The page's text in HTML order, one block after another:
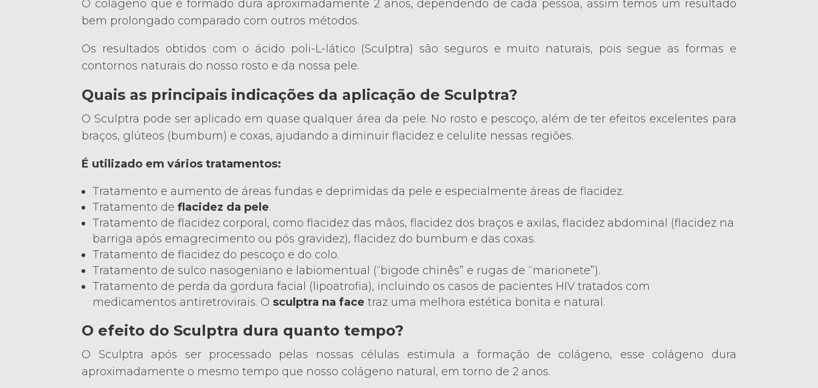
O colágeno que é formado dura aproximadamente 2 anos, dependendo de cada pessoa, assim temos um resultado
bem prolongado comparado com outros métodos.
Os resultados obtidos com o ácido poli-L-lático (Sculptra) são seguros e muito naturais, pois segue as formas e
contornos naturais do nosso rosto e da nossa pele.
Quais as principais indicações da aplicação de Sculptra?
O Sculptra pode ser aplicado em quase qualquer área da pele. No rosto e pescoço, além de ter efeitos excelentes para
braços, glúteos (bumbum) e coxas, ajudando a diminuir flacidez e celulite nessas regiões.
É utilizado em vários tratamentos:
Tratamento e aumento de áreas fundas e deprimidas da pele e especialmente áreas de flacidez.
Tratamento deflacidez da pele.
Tratamento de flacidez corporal, como flacidez das mãos, flacidez dos braços e axilas, flacidez abdominal (flacidez na
barriga após emagrecimento ou pós gravidez), flacidez do bumbum e das coxas.
Tratamento de flacidez do pescoço e do colo.
Tratamento de sulco nasogeniano e labiomentual (“bigode chinês” e rugas de “marionete”).
Tratamento de perda da gordura facial (lipoatrofia), incluindo os casos de pacientes HIV tratados com
medicamentos antiretrovirais. O sculptra na face traz uma melhora estética bonita e natural.
O efeito do Sculptra dura quanto tempo?
O Sculptra após ser processado pelas nossas células estimula a formação de colágeno, esse colágeno dura
aproximadamente o mesmo tempo que nosso colágeno natural, em torno de 2 anos.